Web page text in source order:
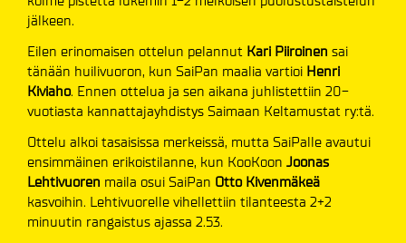
jälkeen.
Eilen erinomaisen ottelun pelannut Kari Piiroinen sai
tänään huilivuoron, kun SaiPan maalia vartioi Henri
Kiviaho. Ennen ottelua ja sen aikana juhlistettiin 20-
vuotiasta kannattajayhdistys Saimaan Keltamustat ry:tä.
Ottelu alkoi tasaisissa merkeissä, mutta SaiPalle avautui
ensimmäinen erikoistilanne, kun KooKoon Joonas
Lehtivuoren maila osui SaiPan Otto Kivenmäkeä
kasvoihin. Lehtivuorelle vihellettiin tilanteesta 2+2
minuutin rangaistus ajassa 2.53.